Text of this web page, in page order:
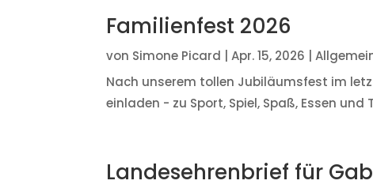
Familienfest 2026
von Simone Picard |Apr. 15, 2026 |
Nach unserem tollen Jubiläumsfest im
einladen - zu Sport, Spiel, Spaß, Essen und
Landesehrenbrief für